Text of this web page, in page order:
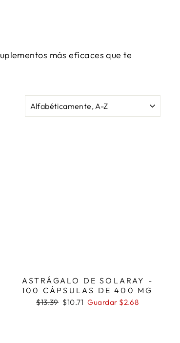
más eficaces que te
ASTRÁGALO DE SOLARAY -
100 CÁPSULAS DE 400 MG
Precio
$13.39 Precio
$10.71 Guardar $2.68